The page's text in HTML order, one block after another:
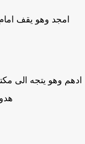
امجد وهو يقف امام
وهو يتجه الى